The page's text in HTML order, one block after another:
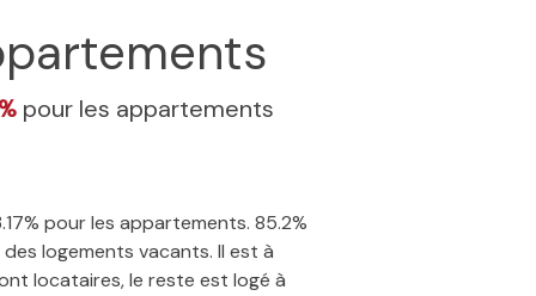
pour les appartements
pour les appartements. 85.2%
logements vacants. Il est à
locataires, le reste est logé à